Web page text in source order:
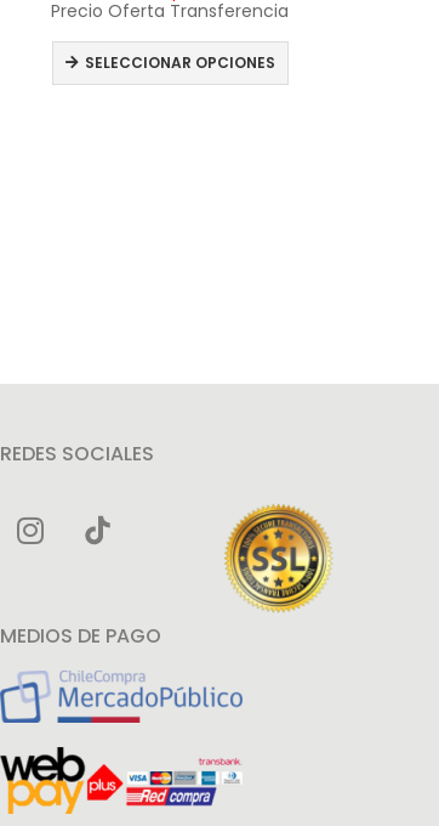
Precio Oferta Transferencia
SELECCIONAR OPCIONES
REDES SOCIALES
MEDIOS DE PAGO